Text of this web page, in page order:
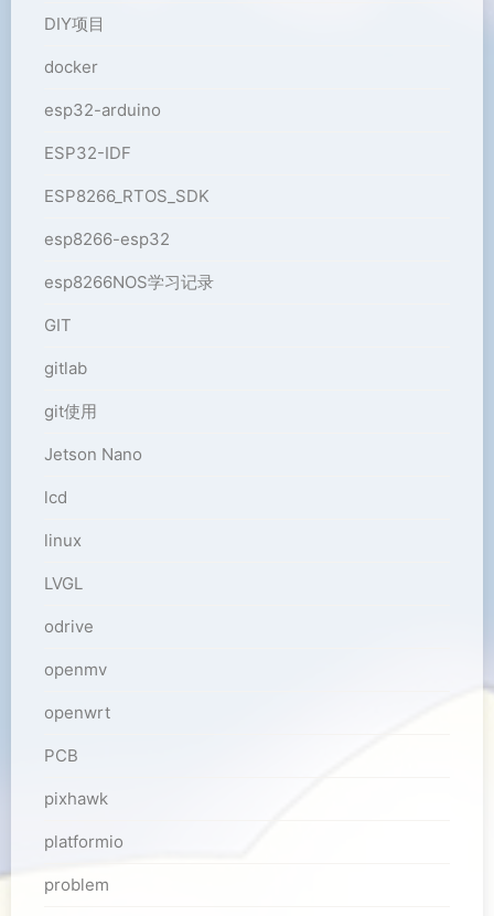
DIY项目
docker
esp32-arduino
ESP32-IDF
ESP8266_RTOS_SDK
esp8266-esp32
esp8266NOS学习记录
GIT
gitlab
git使用
Jetson Nano
lcd
linux
LVGL
odrive
openmv
openwrt
PCB
pixhawk
platformio
problem